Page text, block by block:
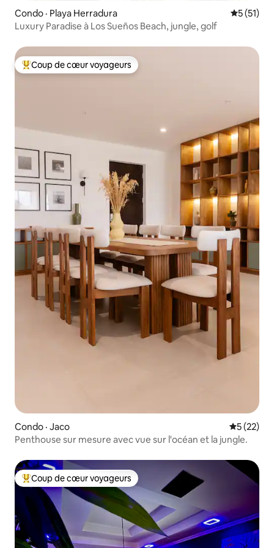
Condo · Playa Herradura Note
5 (51)
Luxury Paradise à Los Sueños Beach, jungle, golf
Coup de cœur voyageurs parmi les plus aimés
Coup de cœur voyageurs
Condo · Jaco Note
5 (22)
Penthouse sur mesure avec vue sur l'océan et la jungle.
Coup de cœur voyageurs parmi les plus aimés
Coup de cœur voyageurs